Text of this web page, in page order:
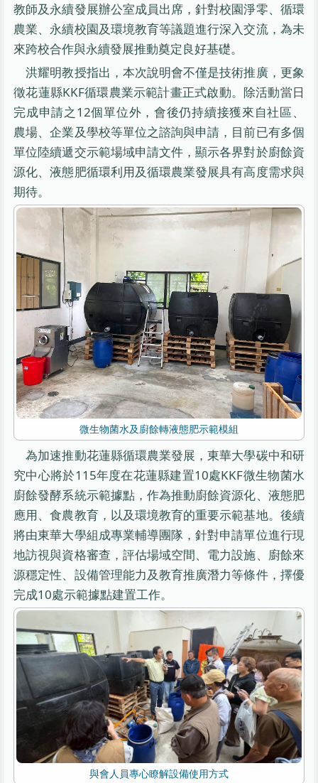
教師及永續發展辦公室成員出席，針對校園淨零、循環
農業、永續校園及環境教育等議題進行深入交流，為未
來跨校合作與永續發展推動奠定良好基礎。
洪耀明教授指出，本次說明會不僅是技術推廣，更象
徵花蓮縣KKF循環農業示範計畫正式啟動。除活動當日
完成申請之12個單位外，會後仍持續接獲來自社區、
農場、企業及學校等單位之諮詢與申請，目前已有多個
單位陸續遞交示範場域申請文件，顯示各界對於廚餘資
源化、液態肥循環利用及循環農業發展具有高度需求與
期待。
微生物菌水及廚餘轉液態肥示範模組
為加速推動花蓮縣循環農業發展，東華大學碳中和研
究中心將於115年度在花蓮縣建置10處KKF微生物菌水
廚餘發酵系統示範據點，作為推動廚餘資源化、液態肥
應用、食農教育，以及環境教育的重要示範基地。後續
將由東華大學組成專業輔導團隊，針對申請單位進行現
地訪視與資格審查，評估場域空間、電力設施、廚餘來
源穩定性、設備管理能力及教育推廣潛力等條件，擇優
完成10處示範據點建置工作。
與會人員專心瞭解設備使用方式